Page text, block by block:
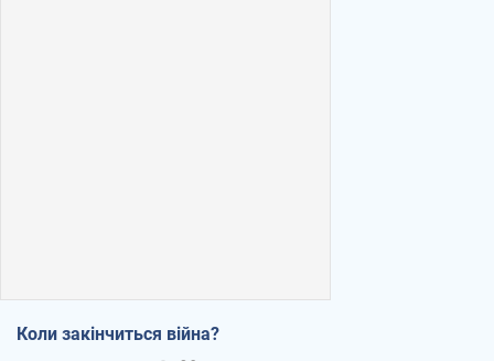
Коли закінчиться війна?